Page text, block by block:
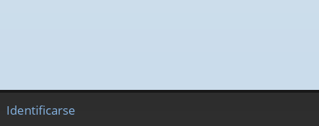
Identificarse